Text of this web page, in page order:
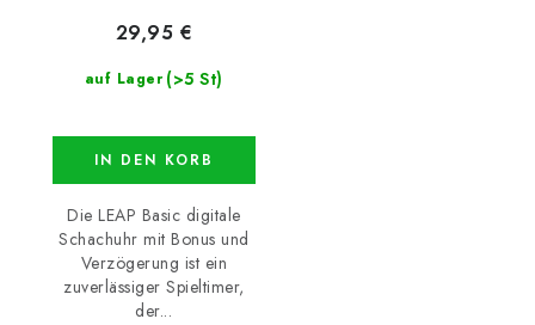
auf Lager (>5 St)
29,95 €
IN DEN KORB
Die LEAP Basic digitale
Schachuhr mit Bonus und
Verzögerung ist ein
zuverlässiger Spieltimer,
der...